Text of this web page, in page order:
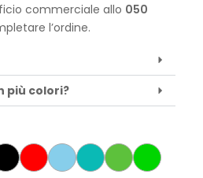
commerciale allo 050
l’ordine.
più colori?